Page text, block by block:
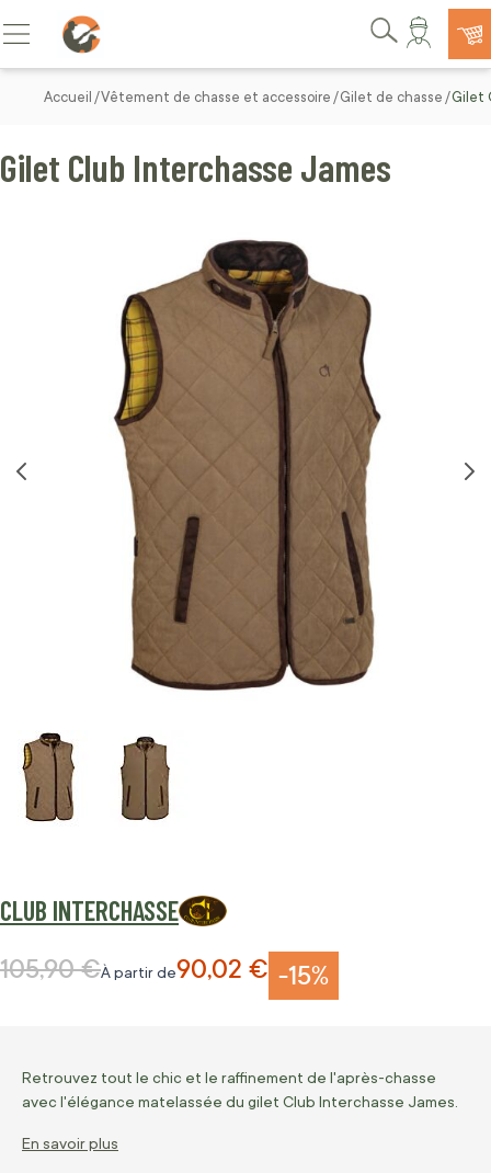
Allez au contenu
Basculer la navigation
Rechercher
Accueil Vêtement de chasse et accessoire Gilet de chasse Gilet
CLUB INTERCHASSE
Gilet Club Interchasse James
-15%
À partir de90,02 €
Prix normal
105,90 €
Retrouvez tout le chic et le raffinement de l'après-chasse
avec l'élégance matelassée du gilet Club Interchasse James.
En savoir plus